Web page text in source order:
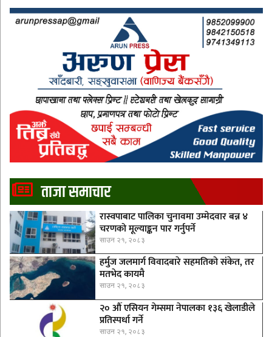
ताजा समाचार
रास्वपाबाट पालिका चुनावमा उम्मेदवार बन्न ४
चरणको मूल्याङ्कन पार गर्नुपर्ने
साउन २१, २०८३
हर्मुज जलमार्ग विवादबारे सहमतिको संकेत, तर
मतभेद कायमै
साउन २१, २०८३
२० औँ एसियन गेम्समा नेपालका १३६ खेलाडीले
प्रतिस्पर्धा गर्ने
साउन २१, २०८३